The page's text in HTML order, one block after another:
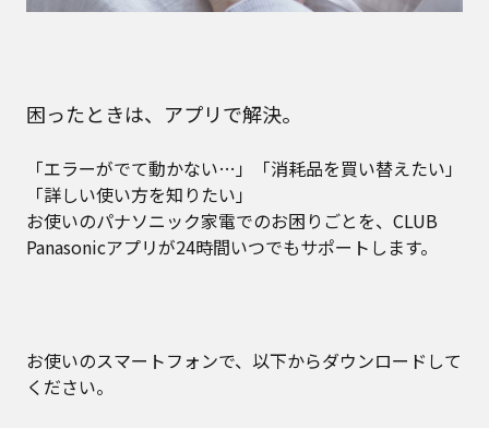
困ったときは、アプリで解決。
「エラーがでて動かない…」「消耗品を買い替えたい」
「詳しい使い方を知りたい」
お使いのパナソニック家電でのお困りごとを、CLUB
Panasonicアプリが24時間いつでもサポートします。
お使いのスマートフォンで、​以下からダウンロードして
ください。​